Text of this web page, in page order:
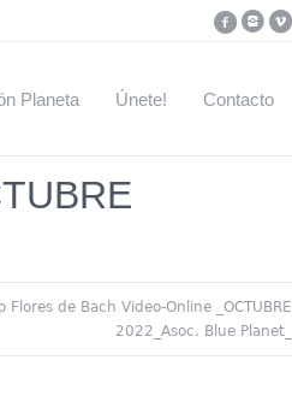
Planeta Únete! Contacto
Flores de Bach Video-Online _OCTUBRE
2022_Asoc. Blue Planet_